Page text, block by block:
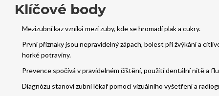
Klíčové body
Mezizubní kaz vzniká mezi zuby, kde se hromadí plak a cukry.
První příznaky jsou nepravidelný zápach, bolest při žvýkání a
horké potraviny.
Prevence spočívá v pravidelném čištění, použití dentální nitě a
Diagnózu stanoví zubní lékař pomocí vizuálního vyšetření a